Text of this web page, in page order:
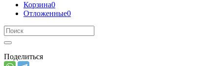
Корзина0
Отложенные0
Поделиться